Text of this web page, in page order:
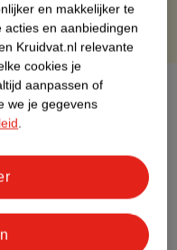
en makkelijker te
en aanbiedingen
Kruidvat.nl relevante
cookies je
aanpassen of
we je gegevens
.